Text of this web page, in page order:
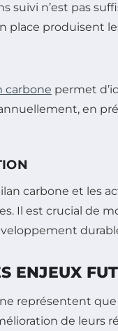
suivi n’est pas
place produisent
carbone permet
en
carbone et les
Il est crucial de
ENJEUX
représentent
de leurs